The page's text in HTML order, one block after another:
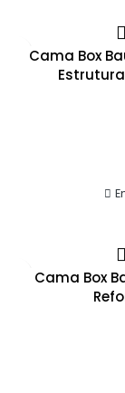
Cama Box
Cama Box